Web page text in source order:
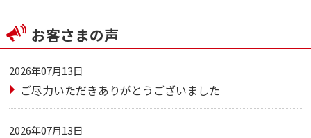
お客さまの声
2026年07月13日
ご尽力いただきありがとうございました
2026年07月13日